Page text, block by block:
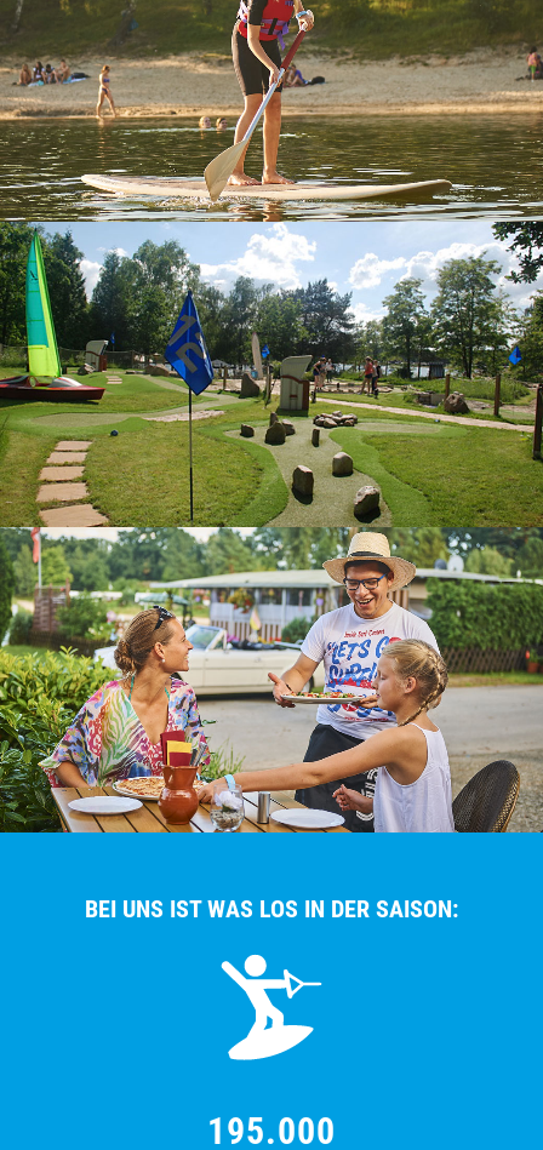
BEI UNS IST WAS LOS IN DER SAISON:
195.000